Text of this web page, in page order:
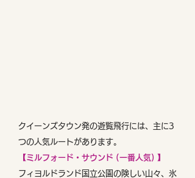
クイーンズタウン発の遊覧飛行には、主に3
つの人気ルートがあります。
【ミルフォード・サウンド (一番人気) 】
フィヨルドランド国立公園の険しい山々、氷